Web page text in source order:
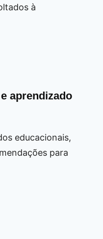
à
aprendizado
educacionais,
para